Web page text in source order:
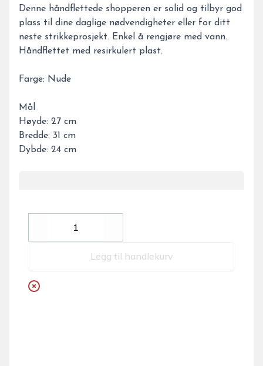
Denne håndflettede shopperen er solid og tilbyr god
plass til dine daglige nødvendigheter eller for ditt
neste strikkeprosjekt. Enkel å rengjøre med vann.
Håndflettet med resirkulert plast.
Farge: Nude
Mål
Høyde: 27 cm
Bredde: 31 cm
Dybde: 24 cm
Decrease
Legg til handlekurv